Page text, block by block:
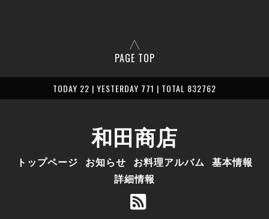
PAGE TOP
TODAY 22 | YESTERDAY 771 | TOTAL 832762
和田商店
トップページ お知らせ お料理アルバム 基本情報
詳細情報